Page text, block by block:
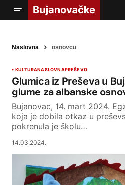
Naslovna osnovcu
KULTURANASLOVNAPREŠEVO
Glumica iz Preševa u
glume za albanske
Bujanovac, 14. mart 2024.
koja je dobila otkaz u
pokrenula je školu…
14.03.2024.